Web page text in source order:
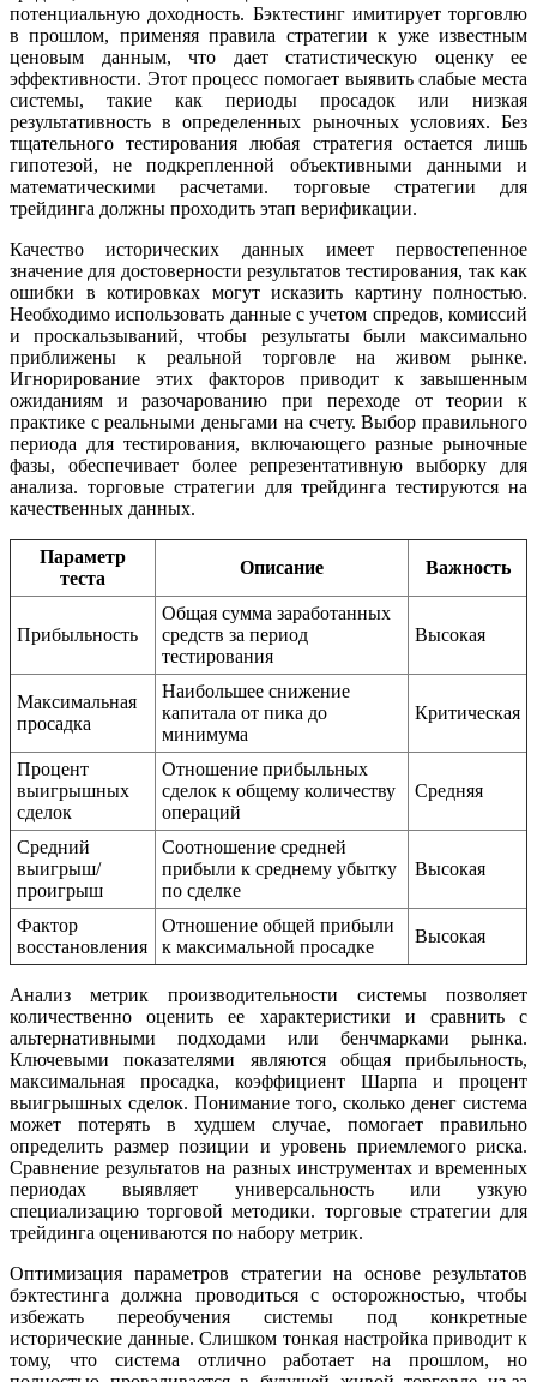
потенциальную доходность. Бэктестинг имитирует торговлю
в прошлом, применяя правила стратегии к уже известным
ценовым данным, что дает статистическую оценку ее
эффективности. Этот процесс помогает выявить слабые места
системы, такие как периоды просадок или низкая
результативность в определенных рыночных условиях. Без
тщательного тестирования любая стратегия остается лишь
гипотезой, не подкрепленной объективными данными и
математическими расчетами. торговые стратегии для
трейдинга должны проходить этап верификации.
Качество исторических данных имеет первостепенное
значение для достоверности результатов тестирования, так как
ошибки в котировках могут исказить картину полностью.
Необходимо использовать данные с учетом спредов, комиссий
и проскальзываний, чтобы результаты были максимально
приближены к реальной торговле на живом рынке.
Игнорирование этих факторов приводит к завышенным
ожиданиям и разочарованию при переходе от теории к
практике с реальными деньгами на счету. Выбор правильного
периода для тестирования, включающего разные рыночные
фазы, обеспечивает более репрезентативную выборку для
анализа. торговые стратегии для трейдинга тестируются на
качественных данных.
Параметр
теста
Описание Важность
Прибыльность
Общая сумма заработанных
средств за период
тестирования
Высокая
Максимальная
просадка
Наибольшее снижение
капитала от пика до
минимума
Критическая
Процент
выигрышных
сделок
Отношение прибыльных
сделок к общему количеству
операций
Средняя
Средний
выигрыш/
проигрыш
Соотношение средней
прибыли к среднему убытку
по сделке
Высокая
Фактор
восстановления
Отношение общей прибыли
к максимальной просадке
Высокая
Анализ метрик производительности системы позволяет
количественно оценить ее характеристики и сравнить с
альтернативными подходами или бенчмарками рынка.
Ключевыми показателями являются общая прибыльность,
максимальная просадка, коэффициент Шарпа и процент
выигрышных сделок. Понимание того, сколько денег система
может потерять в худшем случае, помогает правильно
определить размер позиции и уровень приемлемого риска.
Сравнение результатов на разных инструментах и временных
периодах выявляет универсальность или узкую
специализацию торговой методики. торговые стратегии для
трейдинга оцениваются по набору метрик.
Оптимизация параметров стратегии на основе результатов
бэктестинга должна проводиться с осторожностью, чтобы
избежать переобучения системы под конкретные
исторические данные. Слишком тонкая настройка приводит к
тому, что система отлично работает на прошлом, но